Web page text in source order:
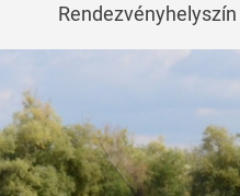
Rendezvényhelyszín